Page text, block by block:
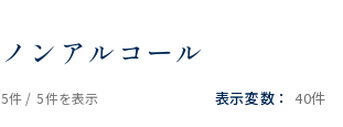
ノンアルコール
5件 / 5件を表示 表示変数： 40件